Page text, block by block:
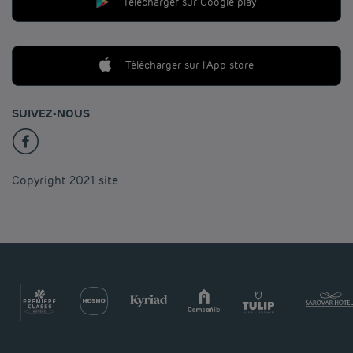
Télécharger sur l'App store
SUIVEZ-NOUS
Copyright 2021 site